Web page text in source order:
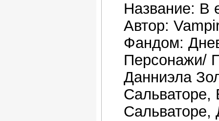
Название: В
Автор:
Фандом:
Персонажи/
Данниэла
Сальваторе,
Сальваторе,